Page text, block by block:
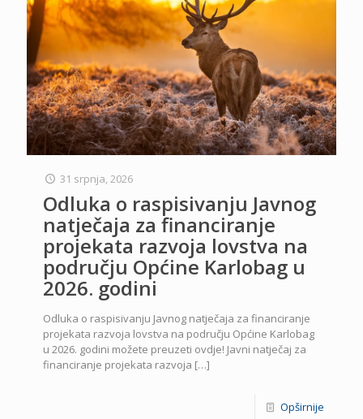
31 srpnja, 2026
Odluka o raspisivanju Javnog
natječaja za financiranje
projekata razvoja lovstva na
području Općine Karlobag u
2026. godini
Odluka o raspisivanju Javnog natječaja za financiranje
projekata razvoja lovstva na području Općine Karlobag
u 2026. godini možete preuzeti ovdje! Javni natječaj za
financiranje projekata razvoja […]
Opširnije